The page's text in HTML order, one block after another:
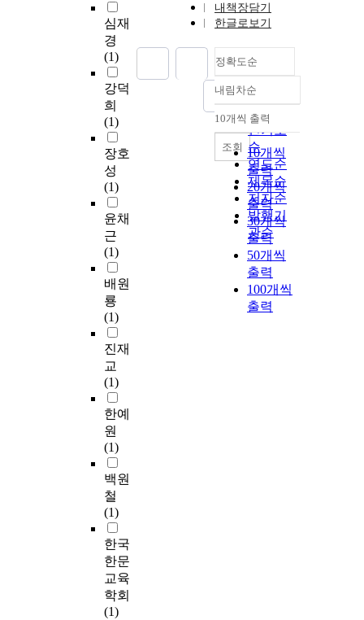
심재
경
(1)
강덕
희
(1)
장호
성
(1)
윤채
근
(1)
배원
룡
(1)
진재
교
(1)
한예
원
(1)
백원
철
(1)
한국
한문
교육
학회
(1)
내책장담기
한글로보기
정확도순
정확도
순
인기도
순
연도순
제목순
저자순
발행기
관순
내림차순
내림차순
10개씩 출력
10개씩
출력
20개씩
출력
30개씩
출력
50개씩
출력
100개씩
출력
조회